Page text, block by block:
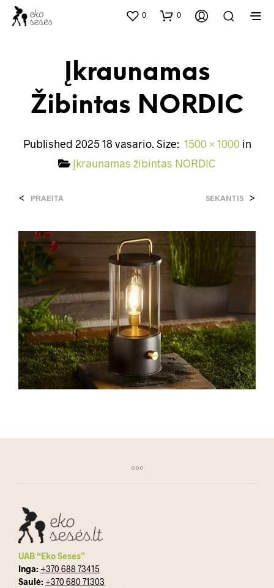
0 0
Įkraunamas
Žibintas NORDIC
Published 2025 18 vasario. Size: 1500 × 1000in
Įkraunamas žibintas NORDIC
< PRAEITA SEKANTIS >
UAB “Eko Seses”
Inga: +370 688 73415
Saulė: +370 680 71303